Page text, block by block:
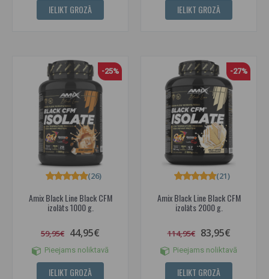
IELIKT GROZĀ IELIKT GROZĀ
-25%
Amix Black Line Black CFM
izolāts 1000 g.
(26)
59,95€ 44,95€
Pieejams noliktavā
IELIKT GROZĀ
-27%
Amix Black Line Black CFM
izolāts 2000 g.
(21)
114,95€ 83,95€
Pieejams noliktavā
IELIKT GROZĀ